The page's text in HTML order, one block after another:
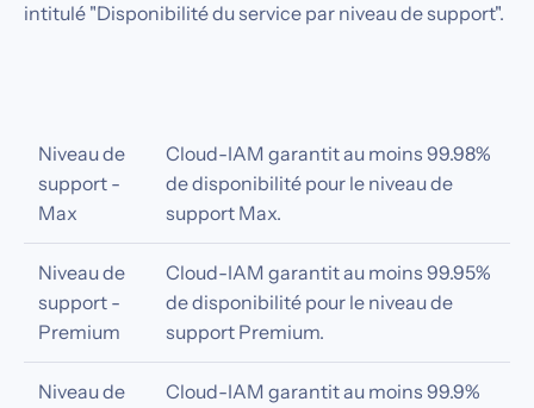
intitulé "Disponibilité du service par niveau de support".
Niveau de
support -
Max
Cloud-IAM garantit au moins 99.98%
de disponibilité pour le niveau de
support Max.
Niveau de
support -
Premium
Cloud-IAM garantit au moins 99.95%
de disponibilité pour le niveau de
support Premium.
Niveau de
Cloud-IAM garantit au moins 99.9%